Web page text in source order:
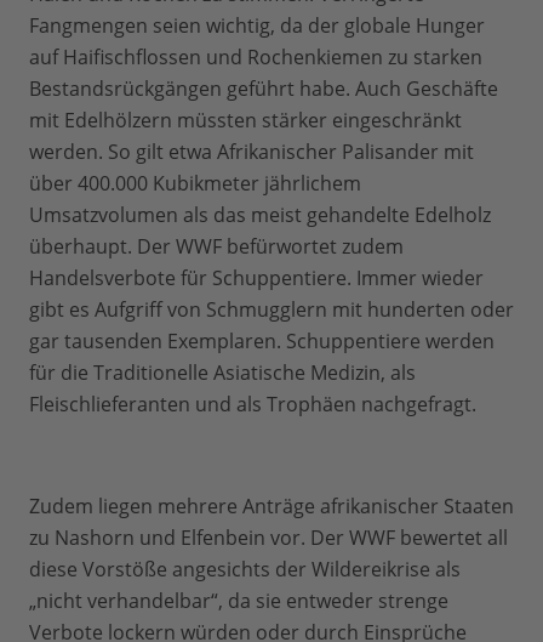
Fangmengen seien wichtig, da der globale Hunger
auf Haifischflossen und Rochenkiemen zu starken
Bestandsrückgängen geführt habe. Auch Geschäfte
mit Edelhölzern müssten stärker eingeschränkt
werden. So gilt etwa Afrikanischer Palisander mit
über 400.000 Kubikmeter jährlichem
Umsatzvolumen als das meist gehandelte Edelholz
überhaupt. Der WWF befürwortet zudem
Handelsverbote für Schuppentiere. Immer wieder
gibt es Aufgriff von Schmugglern mit hunderten oder
gar tausenden Exemplaren. Schuppentiere werden
für die Traditionelle Asiatische Medizin, als
Fleischlieferanten und als Trophäen nachgefragt.
Zudem liegen mehrere Anträge afrikanischer Staaten
zu Nashorn und Elfenbein vor. Der WWF bewertet all
diese Vorstöße angesichts der Wildereikrise als
„nicht verhandelbar“, da sie entweder strenge
Verbote lockern würden oder durch Einsprüche